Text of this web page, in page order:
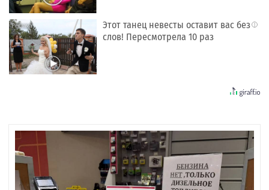
i
Этот танец невесты оставит вас без
слов! Пересмотрела 10 раз